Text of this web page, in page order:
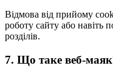
Відмова від прийому
роботу сайту або навіть
розділів.
7. Що таке веб-